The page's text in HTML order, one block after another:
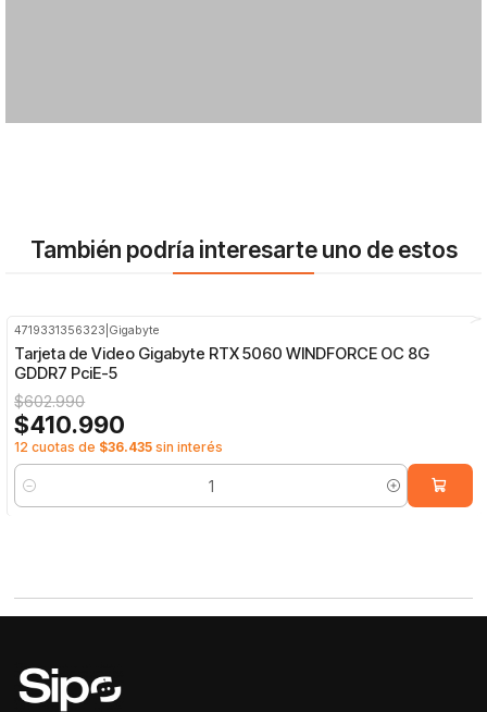
También podría interesarte uno de estos
4719331356323 Gigabyte
Tarjeta de Video Gigabyte RTX 5060 WINDFORCE OC 8G
GDDR7 PciE-5
$602.990
$410.990
12 cuotas de $36.435 sin interés
Cantidad